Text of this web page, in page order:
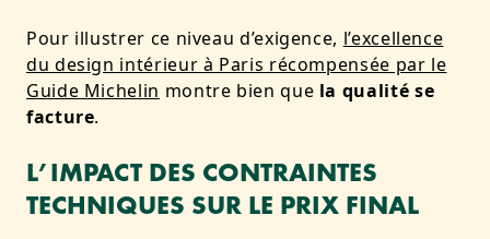
Pour illustrer ce niveau d’exigence, l’excellence
du design intérieur à Paris récompensée par le
Guide Michelin montre bien que la qualité se
facture.
L’IMPACT DES CONTRAINTES
TECHNIQUES SUR LE PRIX FINAL